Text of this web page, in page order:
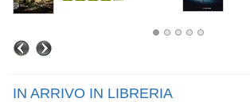
IN ARRIVO IN LIBRERIA